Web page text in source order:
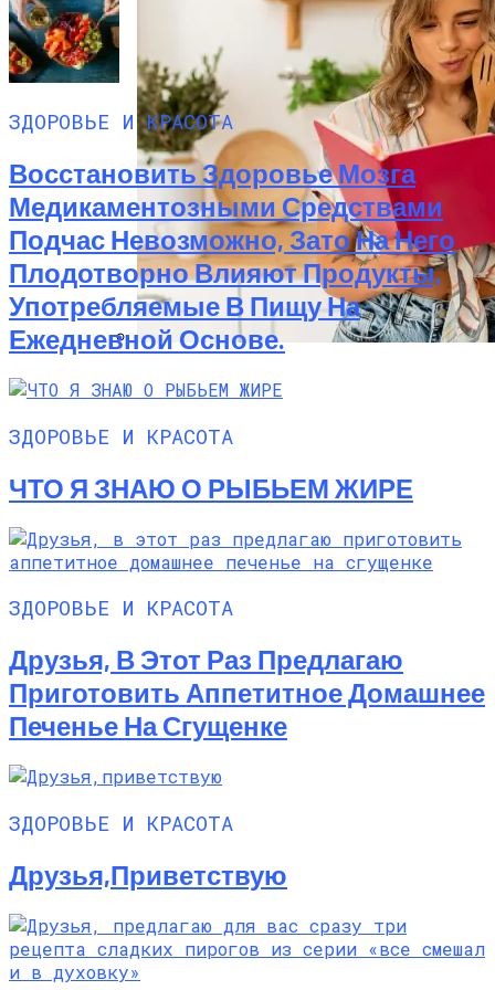
Установки Мешают Нам Готовить
Давно Пора Забыть.
ЗДОРОВЬЕ И КРАСОТА
Восстановить Здоровье Мозга
Медикаментозными Средствами
Подчас Невозможно, Зато На Него
Плодотворно Влияют Продукты,
Употребляемые В Пищу На
Ежедневной Основе.
ЗДОРОВЬЕ И КРАСОТА
ЧТО Я ЗНАЮ О РЫБЬЕМ ЖИРЕ
ЗДОРОВЬЕ И КРАСОТА
Друзья, В Этот Раз Предлагаю
Приготовить Аппетитное Домашнее
Печенье На Сгущенке
ЗДОРОВЬЕ И КРАСОТА
Друзья,приветствую